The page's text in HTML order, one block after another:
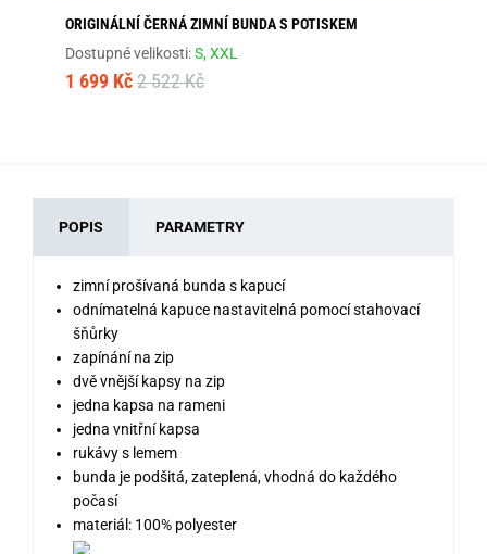
ORIGINÁLNÍ ČERNÁ ZIMNÍ BUNDA S POTISKEM
Dostupné velikosti:S,XXL
1 699 Kč 2 522 Kč
POPIS PARAMETRY
zimní prošívaná bunda s kapucí
odnímatelná kapuce nastavitelná pomocí stahovací
šňůrky
zapínání na zip
dvě vnější kapsy na zip
jedna kapsa na rameni
jedna vnitřní kapsa
rukávy s lemem
bunda je podšitá, zateplená, vhodná do každého
počasí
materiál: 100% polyester